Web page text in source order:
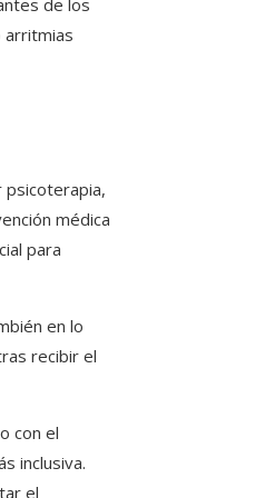
de los
arritmias
psicoterapia,
médica
para
en lo
recibir el
con el
inclusiva.
el